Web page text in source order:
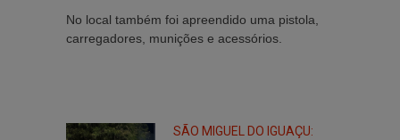
No local também foi apreendido uma pistola,
carregadores, munições e acessórios.
SÃO MIGUEL DO IGUAÇU: